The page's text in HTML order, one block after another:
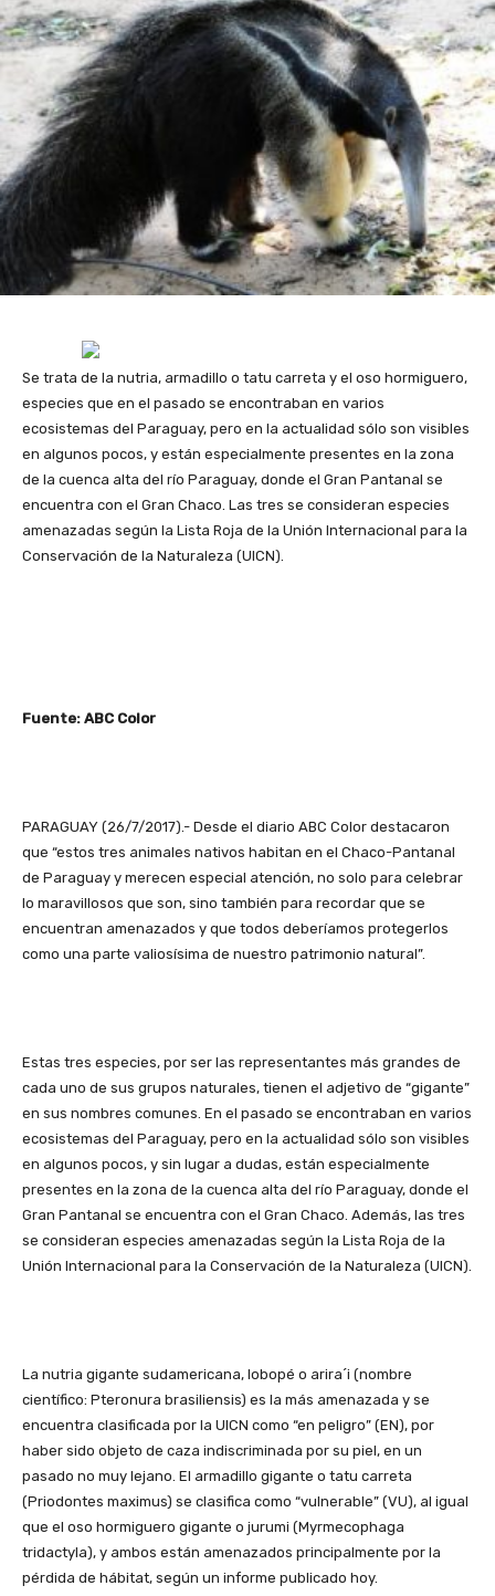
Se trata de la nutria, armadillo o tatu carreta y el oso hormiguero,
especies que en el pasado se encontraban en varios
ecosistemas del Paraguay, pero en la actualidad sólo son visibles
en algunos pocos, y están especialmente presentes en la zona
de la cuenca alta del río Paraguay, donde el Gran Pantanal se
encuentra con el Gran Chaco. Las tres se consideran especies
amenazadas según la Lista Roja de la Unión Internacional para la
Conservación de la Naturaleza (UICN).
Fuente: ABC Color
PARAGUAY (26/7/2017).- Desde el diario ABC Color destacaron
que “estos tres animales nativos habitan en el Chaco-Pantanal
de Paraguay y merecen especial atención, no solo para celebrar
lo maravillosos que son, sino también para recordar que se
encuentran amenazados y que todos deberíamos protegerlos
como una parte valiosísima de nuestro patrimonio natural”.
Estas tres especies, por ser las representantes más grandes de
cada uno de sus grupos naturales, tienen el adjetivo de “gigante”
en sus nombres comunes. En el pasado se encontraban en varios
ecosistemas del Paraguay, pero en la actualidad sólo son visibles
en algunos pocos, y sin lugar a dudas, están especialmente
presentes en la zona de la cuenca alta del río Paraguay, donde el
Gran Pantanal se encuentra con el Gran Chaco. Además, las tres
se consideran especies amenazadas según la Lista Roja de la
Unión Internacional para la Conservación de la Naturaleza (UICN).
La nutria gigante sudamericana, lobopé o arira´i (nombre
científico: Pteronura brasiliensis) es la más amenazada y se
encuentra clasificada por la UICN como “en peligro” (EN), por
haber sido objeto de caza indiscriminada por su piel, en un
pasado no muy lejano. El armadillo gigante o tatu carreta
(Priodontes maximus) se clasifica como “vulnerable” (VU), al igual
que el oso hormiguero gigante o jurumi (Myrmecophaga
tridactyla), y ambos están amenazados principalmente por la
pérdida de hábitat, según un informe publicado hoy.